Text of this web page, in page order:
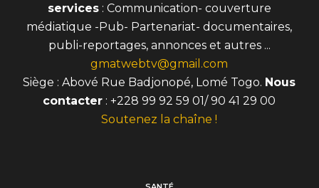
services: Communication- couverture
médiatique -Pub- Partenariat- documentaires,
publi-reportages, annonces et autres ...
gmatwebtv@gmail.com
Siège : Abové Rue Badjonopé, Lomé Togo. Nous
contacter : +228 99 92 59 01/ 90 41 29 00
Soutenez la chaîne !